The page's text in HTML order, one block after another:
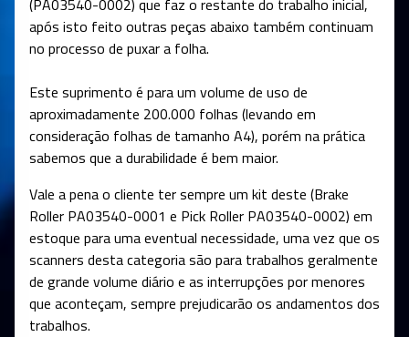
após isto feito outras peças abaixo também continuam
no processo de puxar a folha.
Este suprimento é para um volume de uso de
aproximadamente 200.000 folhas (levando em
consideração folhas de tamanho A4), porém na prática
sabemos que a durabilidade é bem maior.
Vale a pena o cliente ter sempre um kit deste (Brake
Roller PA03540-0001 e Pick Roller PA03540-0002) em
estoque para uma eventual necessidade, uma vez que os
scanners desta categoria são para trabalhos geralmente
de grande volume diário e as interrupções por menores
que aconteçam, sempre prejudicarão os andamentos dos
trabalhos.